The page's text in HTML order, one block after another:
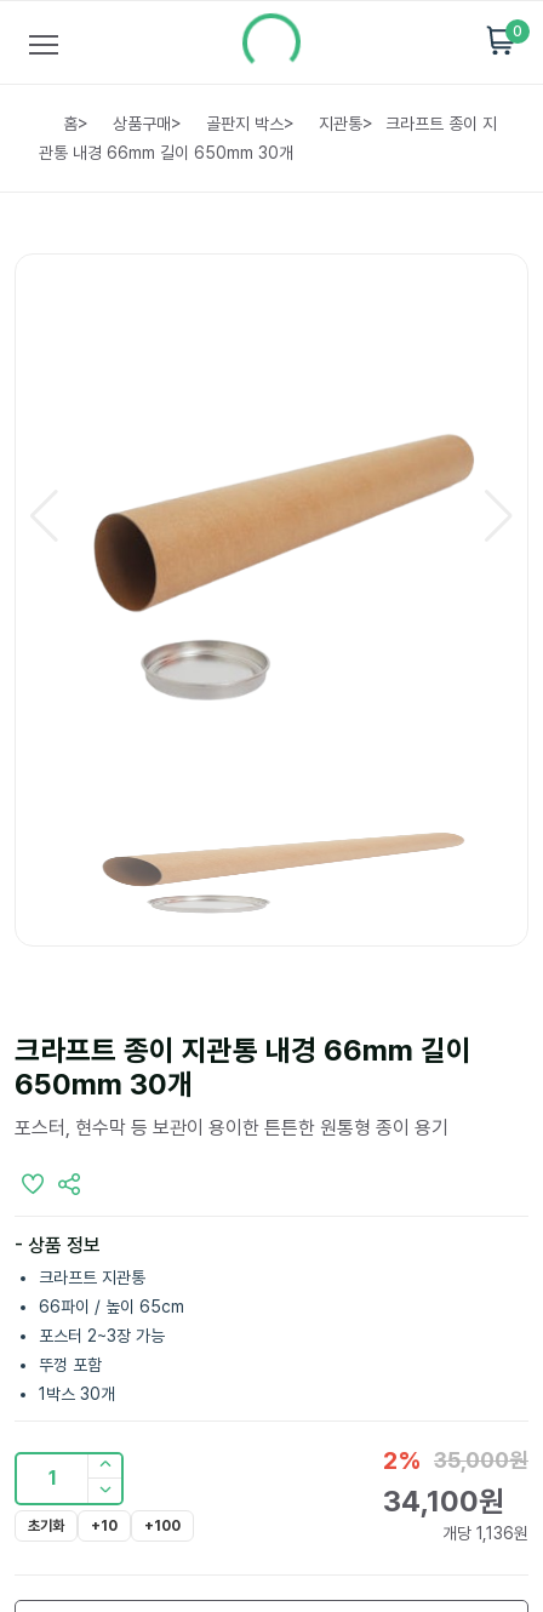
0
홈> 상품구매> 골판지 박스> 지관통>
크라프트 종이 지
관통 내경 66mm 길이 650mm 30개
크라프트 종이 지관통 내경 66mm 길이
650mm 30개
포스터, 현수막 등 보관이 용이한 튼튼한 원통형 종이 용기
- 상품 정보
크라프트 지관통
66파이 / 높이 65cm
포스터 2~3장 가능
뚜껑 포함
1박스 30개
1
초기화 +10 +100
2% 35,000원
34,100원
개당 1,136원